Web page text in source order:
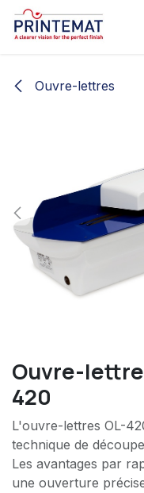
Se rendre au contenu
Ouvre-lettres
Ouvre-
420
L'ouvre-lettres OL-
technique de
Les avantages par
une ouverture